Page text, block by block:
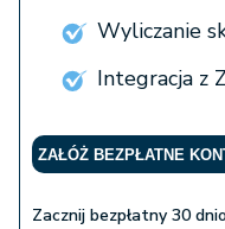
Wyliczanie
Integracja z
ZAŁÓŻ BEZPŁATNE
Zacznij bezpłatny 30